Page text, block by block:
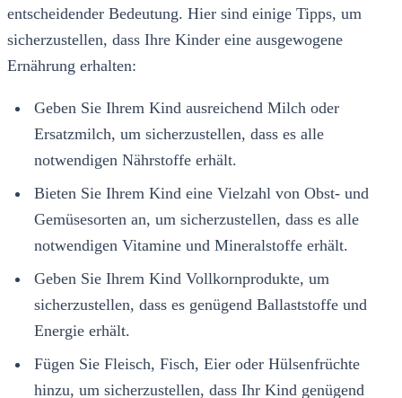
entscheidender Bedeutung. Hier sind einige Tipps, um
sicherzustellen, dass Ihre Kinder eine ausgewogene
Ernährung erhalten:
Geben Sie Ihrem Kind ausreichend Milch oder
Ersatzmilch, um sicherzustellen, dass es alle
notwendigen Nährstoffe erhält.
Bieten Sie Ihrem Kind eine Vielzahl von Obst- und
Gemüsesorten an, um sicherzustellen, dass es alle
notwendigen Vitamine und Mineralstoffe erhält.
Geben Sie Ihrem Kind Vollkornprodukte, um
sicherzustellen, dass es genügend Ballaststoffe und
Energie erhält.
Fügen Sie Fleisch, Fisch, Eier oder Hülsenfrüchte
hinzu, um sicherzustellen, dass Ihr Kind genügend